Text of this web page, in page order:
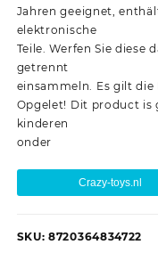
Jahren geeignet,
elektronische
Teile. Werfen Sie diese
getrennt
einsammeln. Es gilt die
Opgelet! Dit product is
kinderen
onder
Crazy-toys.nl
SKU: 8720364834722